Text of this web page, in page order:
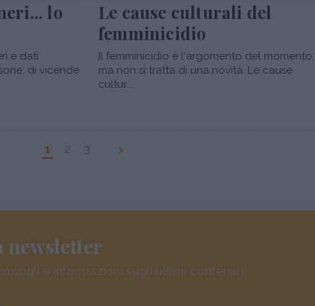
lo
e dati
di vicende
Le cause culturali del
femminicidio
Il femminicidio è l'argomento del momento,
ma non si tratta di una novità. Le cause
cultur...
1
e informazioni sugli ultimi contenuti